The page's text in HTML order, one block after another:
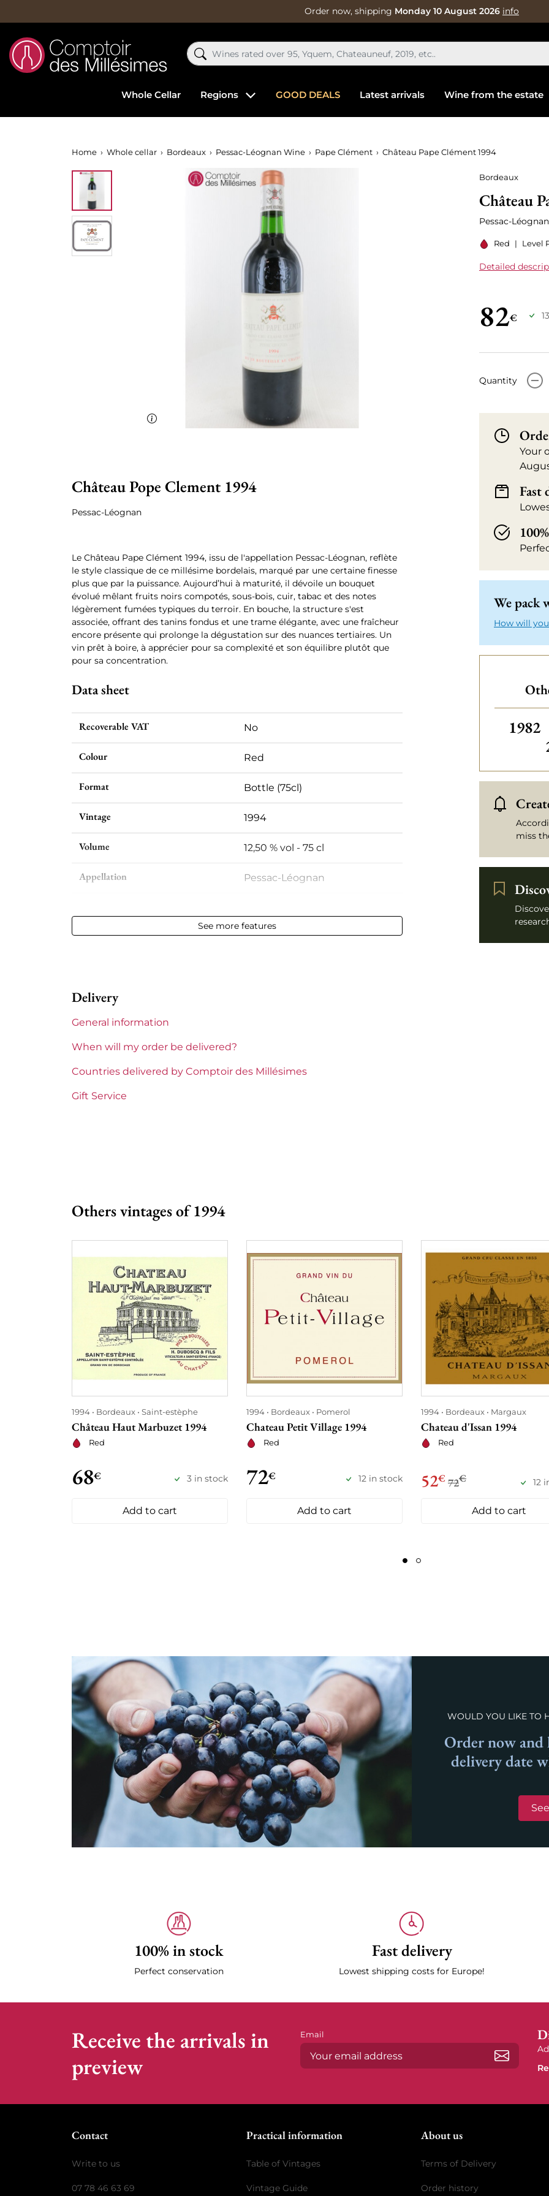
Order now, shipping Monday 10 August 2026 info
Whole Cellar Regions GOOD DEALS Latest arrivals Wine from the estate
Home Whole cellar Bordeaux Pessac-Léognan Wine Pape Clément Château Pape Clément 1994
Bordeaux
Château
Pessac-Léognan
Red | Level
Detailed
82€
Quantity -
Your
Fast
We pack
How will
1982
miss
Château Pope Clement 1994
Pessac-Léognan
Le Château Pape Clément 1994, issu de l'appellation Pessac-Léognan, reflète
le style classique de ce millésime bordelais, marqué par une certaine finesse
plus que par la puissance. Aujourd’hui à maturité, il dévoile un bouquet
évolué mêlant fruits noirs compotés, sous-bois, cuir, tabac et des notes
légèrement fumées typiques du terroir. En bouche, la structure s'est
associée, offrant des tanins fondus et une trame élégante, avec une fraîcheur
encore présente qui prolonge la dégustation sur des nuances tertiaires. Un
vin prêt à boire, à apprécier pour sa complexité et son équilibre plutôt que
pour sa concentration.
Data sheet
Recoverable VAT No
Colour Red
Format Bottle (75cl)
Vintage 1994
Volume 12,50 % vol - 75 cl
Appellation Pessac-Léognan
Label Slightly stained
Châteaux bordeaux
See more features
Delivery
General information
When will my order be delivered?
Countries delivered by Comptoir des Millésimes
Gift Service
Others vintages of 1994
1994 Bordeaux Saint-estèphe
Château Haut Marbuzet 1994
Red
68€ 3 in stock
Add to cart
1994 Bordeaux Pomerol
Chateau Petit Village 1994
Red
72€ 12 in stock
Add to cart
1994 Bordeaux Margaux
Chateau d'Issan 1994
Red
52€ 72€ 12
Add to cart
WOULD YOU LIKE TO
Order now
delivery date
100% in stock
Perfect conservation
Fast delivery
Lowest shipping costs for Europe!
Receive the arrivals in
preview
Email
Contact
Write to us
07 78 46 63 69
Practical information
Table of Vintages
Vintage Guide
About us
Terms of Delivery
Order history